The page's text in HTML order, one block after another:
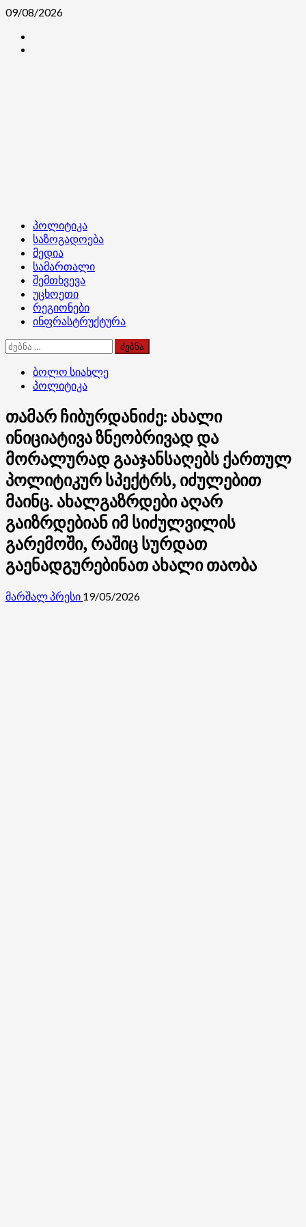
Skip
content
09/08/2026
Primary
Menu
პოლიტიკა
საზოგადოება
მედია
სამართალი
შემთხვევა
უცხოეთი
რეგიონები
ინფრასტრუქტურა
ძებნა:
ბოლო სიახლე
პოლიტიკა
თამარ ჩიბურდანიძე: ახალი
ინიციატივა ზნეობრივად და
მორალურად გააჯანსაღებს ქართულ
პოლიტიკურ სპექტრს, იძულებით
მაინც. ახალგაზრდები აღარ
გაიზრდებიან იმ სიძულვილის
გარემოში, რაშიც სურდათ
გაენადგურებინათ ახალი თაობა
მარშალ პრესი 19/05/2026